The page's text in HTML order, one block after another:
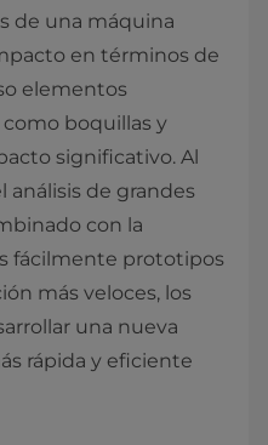
de una máquina
en términos de
elementos
boquillas y
significativo. Al
análisis de grandes
con la
fácilmente prototipos
más veloces, los
una nueva
rápida y eficiente